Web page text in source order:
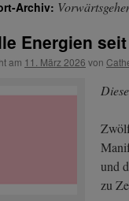
Archiv:
Energien
am 11. März 2026 von
und
zu